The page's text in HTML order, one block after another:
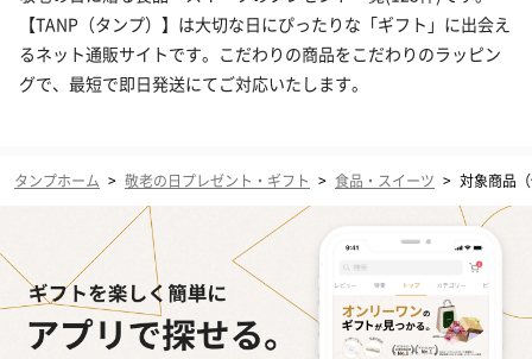
【TANP（タンプ）】は大切な日にぴったりな「ギフト」に出会え
るネット通販サイトです。こだわりの商品をこだわりのラッピン
グで、最短で即日発送にてご対応いたします。
タンプホーム > 敬老の日プレゼント・ギフト > 食品・スイーツ > 対象商品